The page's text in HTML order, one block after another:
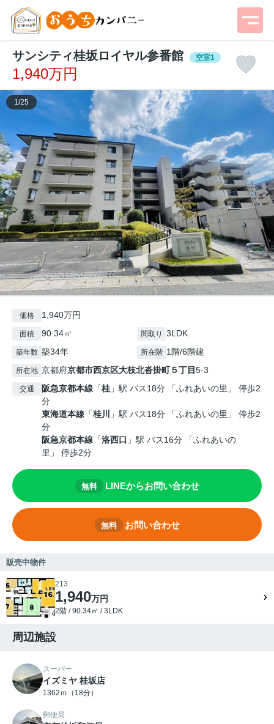
サンシティ桂坂ロイヤル参番館 空室1
1,940万円
1 /25
価格 1,940万円
面積 90.34㎡ 間取り 3LDK
築年数 築34年 所在階 1階/6階建
所在地 京都府京都市西京区大枝北沓掛町５丁目5-3
交通 阪急京都本線 「桂 」駅 バス18分 「ふれあいの里」 停歩2
分
東海道本線 「桂川
」駅 バス18分 「ふれあいの里」 停歩2
分
阪急京都本線 「洛西口 」駅 バス16分 「ふれあいの
里」 停歩2分
無料 LINEからお問い合わせ
無料 お問い合わせ
販売中物件
213
1,940万円
2階 / 90.34㎡ / 3LDK
周辺施設
スーパー
イズミヤ 桂坂店
1362ｍ（18分）
郵便局